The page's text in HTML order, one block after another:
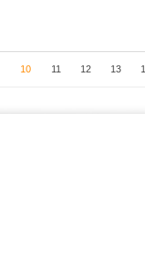
10 11 12 13